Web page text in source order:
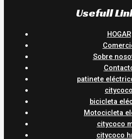
Usefull
HOGAR
Sobre
patinete
citycoco
bicicleta
Motocicleta
citycoco
citycoco